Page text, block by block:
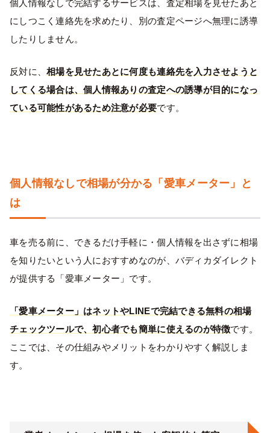
個人情報なしで完結するサービスは、査定相場を見せたあと
にしつこく連絡先を求めたり、別の査定ページへ無理に誘導
したりしません。
反対に、相場を見せたあとに何度も連絡先を入力させようと
してくる場合は、個人情報ありの査定への誘導が目的になっ
ている可能性があるため注意が必要です。
個人情報なしで相場が分かる「愛車メーター」と
は
車を売る前に、できるだけ手軽に・個人情報を出さずに相場
を知りたいという人におすすめなのが、バディカダイレクト
が提供する「愛車メーター」です。
「愛車メーター」はネットやLINEで完結できる無料の相場
チェックツールで、初心者でも簡単に使えるのが特徴です。
ここでは、その仕組みやメリットをわかりやすく解説しま
す。